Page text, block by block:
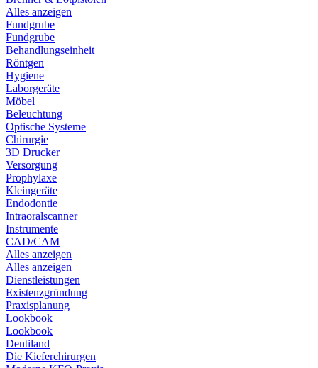
Alles anzeigen
Fundgrube
Fundgrube
Behandlungseinheit
Röntgen
Hygiene
Laborgeräte
Möbel
Beleuchtung
Optische Systeme
Chirurgie
3D Drucker
Versorgung
Prophylaxe
Kleingeräte
Endodontie
Intraoralscanner
Instrumente
CAD/CAM
Alles anzeigen
Alles anzeigen
Dienstleistungen
Existenzgründung
Praxisplanung
Lookbook
Lookbook
Dentiland
Die Kieferchirurgen